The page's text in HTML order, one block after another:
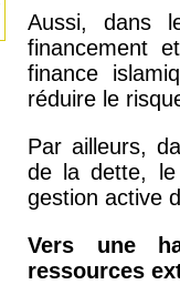
Aussi, dans
financement
finance
réduire le
Par ailleurs,
de la dette, le
gestion active
Vers une
ressources